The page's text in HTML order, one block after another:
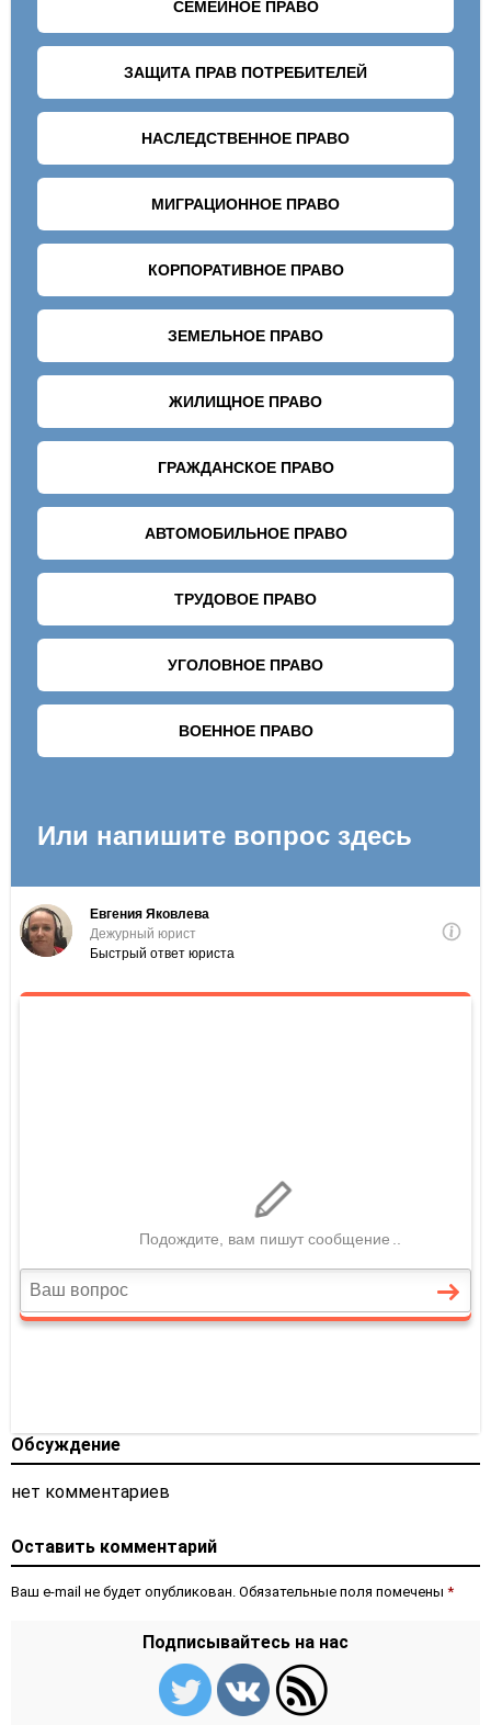
Обсуждение
нет комментариев
Оставить комментарий
Ваш e-mail не будет опубликован. Обязательные поля помечены *
Подписывайтесь на нас